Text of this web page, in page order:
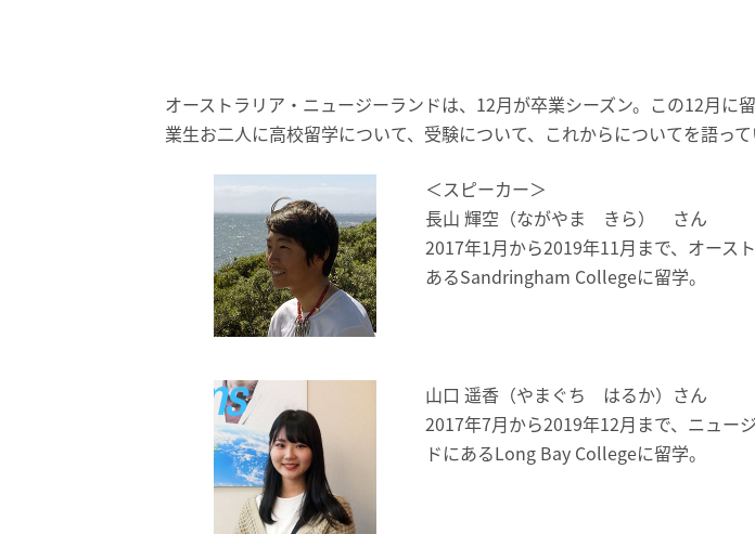
オーストラリア・ニュージーランドは、12月が卒業シーズン。この12月に
業生お二人に高校留学について、受験について、これからについてを語って
＜スピーカー＞
長山 輝空（ながやま きら） さん
2017年1月から2019年11月まで、オース
あるSandringham Collegeに留学。
山口 遥香（やまぐち はるか）さん
2017年7月から2019年12月まで、ニュー
ドにあるLong Bay Collegeに留学。